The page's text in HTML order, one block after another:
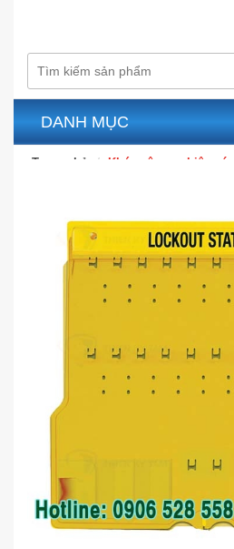
DANH MỤC
Trang chủ Khóa công nghiệp